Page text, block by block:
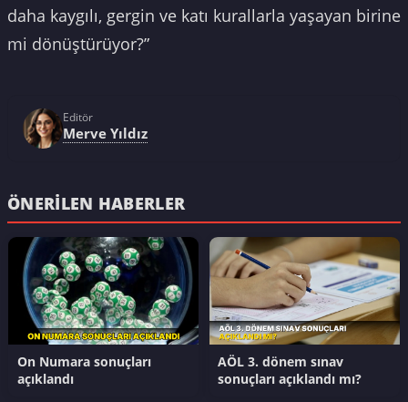
daha kaygılı, gergin ve katı kurallarla yaşayan birine
mi dönüştürüyor?”
Editör
Merve Yıldız
ÖNERILEN HABERLER
On Numara sonuçları
açıklandı
AÖL 3. dönem sınav
sonuçları açıklandı mı?